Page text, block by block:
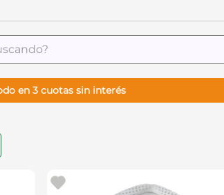
en 3 cuotas sin interés